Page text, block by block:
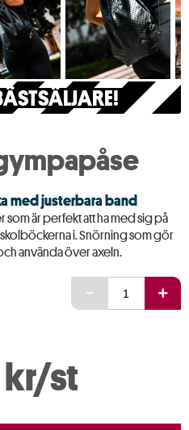
med justerbara band
är perfekt att ha med sig på
i. Snörning som gör
använda över axeln.
st